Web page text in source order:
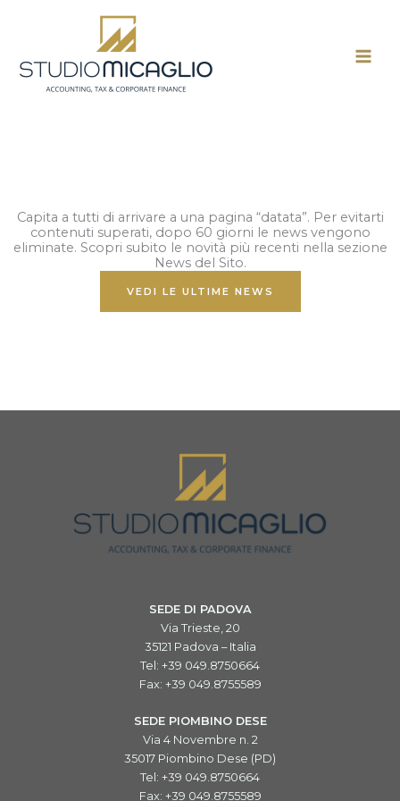
Capita a tutti di arrivare a una pagina “datata”. Per evitarti
contenuti superati, dopo 60 giorni le news vengono
eliminate. Scopri subito le novità più recenti nella sezione
News del Sito.
VEDI LE ULTIME NEWS
SEDE DI PADOVA
Via Trieste, 20
35121 Padova – Italia
Tel: +39 049.8750664
Fax: +39 049.8755589
SEDE PIOMBINO DESE
Via 4 Novembre n. 2
35017 Piombino Dese (PD)
Tel: +39 049.8750664
Fax: +39 049.8755589